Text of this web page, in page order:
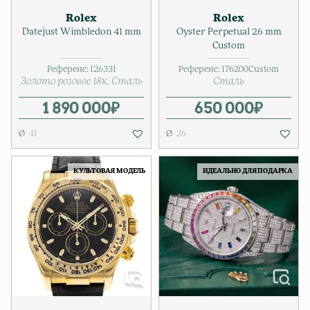
Rolex
Datejust Wimbledon 41 mm
Референс: 126331
Золото розовое 18к Сталь
1 890 000₽
41
Rolex
Oyster Perpetual 26 mm
Custom
Референс: 176200Custom
Сталь
650 000₽
26
КУЛЬТОВАЯ МОДЕЛЬ ИДЕАЛЬНО ДЛЯ ПОДАРКА